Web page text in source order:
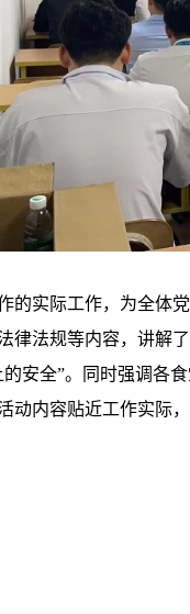
的实际工作，为全
律法规等内容，讲解
安全”。同时强调各
动内容贴近工作实际